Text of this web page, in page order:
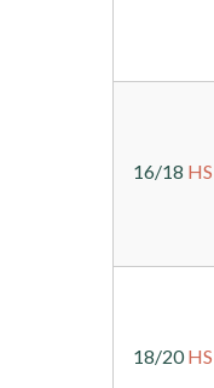
16/18 HS
18/20HS